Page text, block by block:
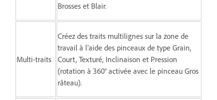
Brosses et Blair.
Multi-traits
Créez des traits multilignes sur la zone de
travail à l’aide des pinceaux de type Grain,
Court, Texturé, Inclinaison et Pression
(rotation à 360° activée avec le pinceau Gros
râteau).